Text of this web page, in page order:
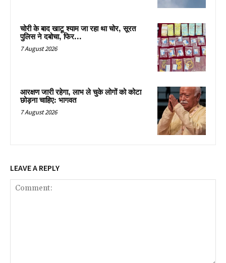
चोरी के बाद खाटू श्याम जा रहा था चोर, सूरत
पुलिस ने दबोचा, फिर…
7 August 2026
आरक्षण जारी रहेगा, लाभ ले चुके लोगों को कोटा
छोड़ना चाहिए: भागवत
7 August 2026
LEAVE A REPLY